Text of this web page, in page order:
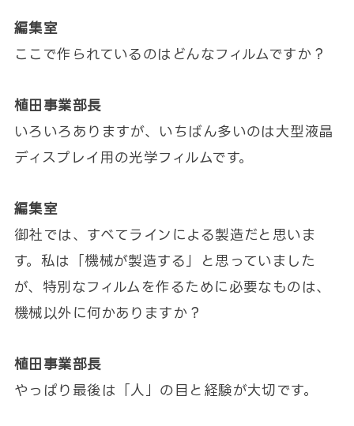
編集室
ここで作られているのはどんなフィルムですか？
植田事業部長
いろいろありますが、いちばん多いのは大型液晶
ディスプレイ用の光学フィルムです。
編集室
御社では、すべてラインによる製造だと思いま
す。私は「機械が製造する」と思っていました
が、特別なフィルムを作るために必要なものは、
機械以外に何かありますか？
植田事業部長
やっぱり最後は「人」の目と経験が大切です。